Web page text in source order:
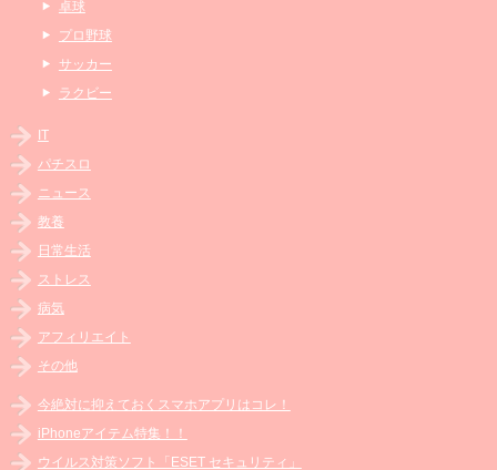
卓球
プロ野球
サッカー
ラクビー
IT
パチスロ
ニュース
教養
日常生活
ストレス
病気
アフィリエイト
その他
今絶対に抑えておくスマホアプリはコレ！
iPhoneアイテム特集！！
ウイルス対策ソフト「ESET セキュリティ」